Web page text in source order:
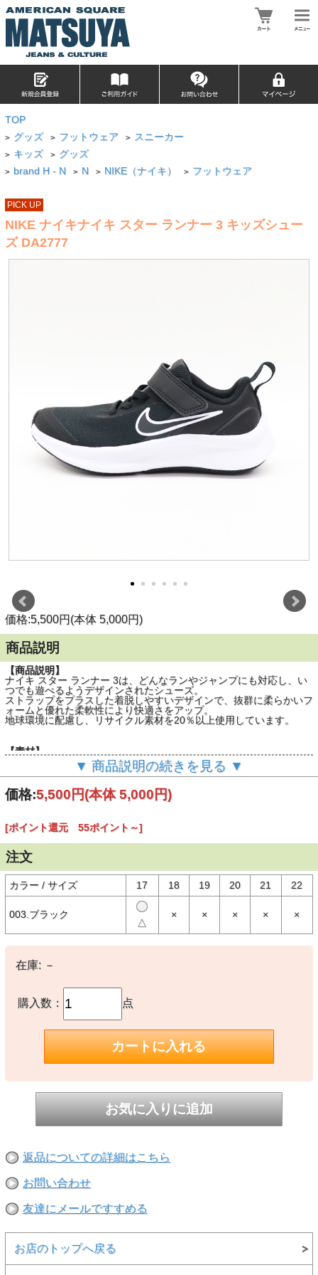
TOP
> グッズ > フットウェア > スニーカー
> キッズ > グッズ
> brand H - N > N > NIKE（ナイキ） > フットウェア
PICK UP
NIKE ナイキナイキ スター ランナー 3 キッズシュー
ズ DA2777
価格:5,500円(本体 5,000円)
商品説明
【商品説明】
ナイキ スター ランナー 3は、どんなランやジャンプにも対応し、い
つでも遊べるようデザインされたシューズ。
ストラップをプラスした着脱しやすいデザインで、抜群に柔らかいフ
ォームと優れた柔軟性により快適さをアップ。
地球環境に配慮し、リサイクル素材を20％以上使用しています。
【素材】
○甲：合成繊維、合成樹脂
【生産国】
【備考】
○外箱につきましては、若干のキズ、潰れなどがある場合がございま
すが、あくまで輸送時の本体の保護を目的としておりますので、不良
品対応はいたしかねます。 予めご了承くださいますようお願い申し
上げます。
※撮影時の環境やご使用のPCモニター等の環境により実際の色味と
※当店取扱い商品は一部店頭在庫と共有をしております。
生し、やむをえずご注文をキャンセルさせていただく場合がございま
す。完売や欠品の場合は大変ご迷惑をおかけしますが、予めご了承の
▼ 商品説明の続きを見る ▼
価格:5,500円(本体 5,000円)
[ポイント還元 55ポイント～]
注文
カラー / サイズ 17 18 19 20 21 22
003.ブラック
△
× × × × ×
在庫: －
購入数： 点
返品についての詳細はこちら
お問い合わせ
友達にメールですすめる
お店のトップへ戻る